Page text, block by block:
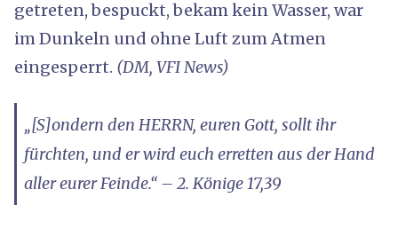
getreten, bespuckt, bekam kein Wasser, war
im Dunkeln und ohne Luft zum Atmen
eingesperrt. (DM, VFI News)
„[S]ondern den HERRN, euren Gott, sollt ihr
fürchten, und er wird euch erretten aus der Hand
aller eurer Feinde.“ – 2. Könige 17,39